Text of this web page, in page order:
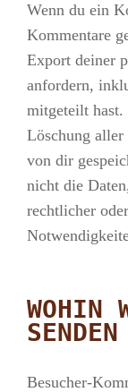
Wenn du ein
Kommentare
Export deiner
anfordern,
mitgeteilt hast.
Löschung aller
von dir
nicht die
rechtlicher
WOHIN
SENDEN
Besucher-